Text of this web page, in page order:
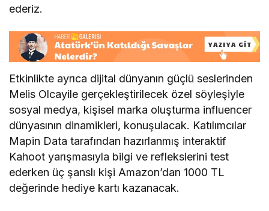
ederiz.
Etkinlikte ayrıca dijital dünyanın güçlü seslerinden
Melis Olcayile gerçekleştirilecek özel söyleşiyle
sosyal medya, kişisel marka oluşturma influencer
dünyasının dinamikleri, konuşulacak. Katılımcılar
Mapin Data tarafından hazırlanmış interaktif
Kahoot yarışmasıyla bilgi ve reflekslerini test
ederken üç şanslı kişi Amazon’dan 1000 TL
değerinde hediye kartı kazanacak.